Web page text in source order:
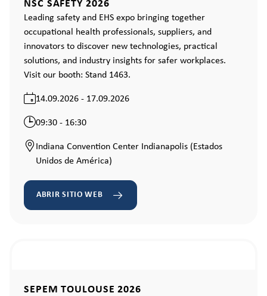
NSC SAFETY 2026
Leading safety and EHS expo bringing together
occupational health professionals, suppliers, and
innovators to discover new technologies, practical
solutions, and industry insights for safer workplaces.
Visit our booth: Stand 1463.
14.09.2026 - 17.09.2026
09:30 - 16:30
Indiana Convention Center Indianapolis (Estados
Unidos de América)
ABRIR SITIO WEB
SEPEM TOULOUSE 2026